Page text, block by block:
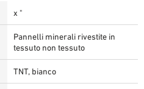
x "
Pannelli minerali rivestite in
tessuto non tessuto
TNT, bianco